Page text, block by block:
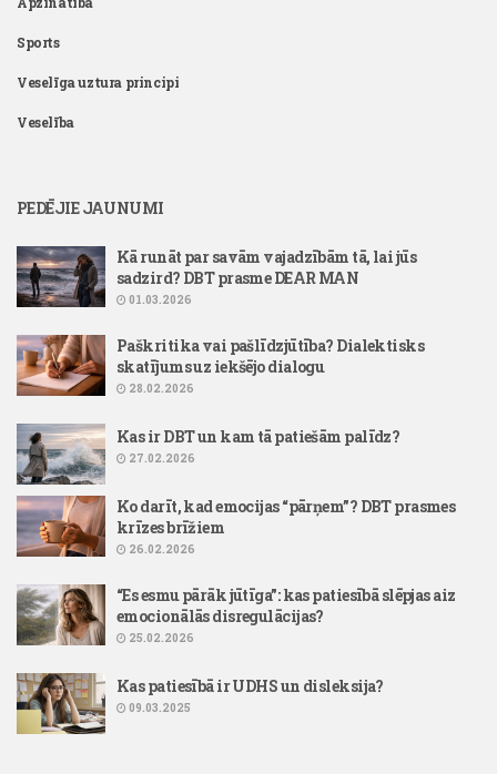
Sports
Veselīga uztura principi
Veselība
PEDĒJIE JAUNUMI
Kā runāt par savām vajadzībām tā, lai jūs
sadzird? DBT prasme DEAR MAN
01.03.2026
Paškritika vai pašlīdzjūtība? Dialektisks
skatījums uz iekšējo dialogu
28.02.2026
Kas ir DBT un kam tā patiešām palīdz?
27.02.2026
Ko darīt, kad emocijas “pārņem”? DBT prasmes
krīzes brīžiem
26.02.2026
“Es esmu pārāk jūtīga”: kas patiesībā slēpjas aiz
emocionālās disregulācijas?
25.02.2026
Kas patiesībā ir UDHS un disleksija?
09.03.2025